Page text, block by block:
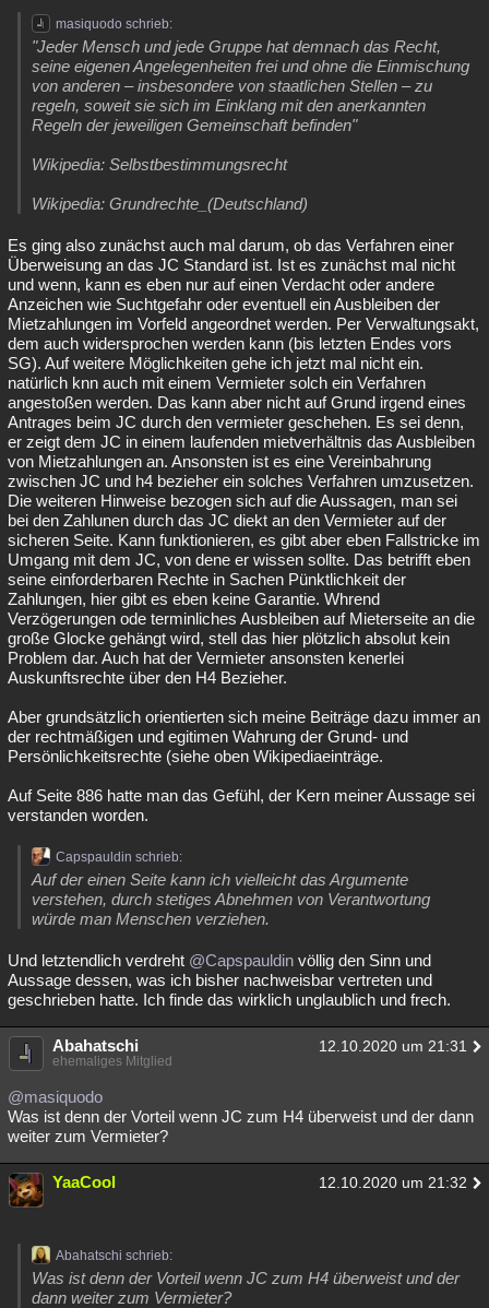
masiquodo schrieb:
"Jeder Mensch und jede Gruppe hat demnach das Recht,
seine eigenen Angelegenheiten frei und ohne die Einmischung
von anderen – insbesondere von staatlichen Stellen – zu
regeln, soweit sie sich im Einklang mit den anerkannten
Regeln der jeweiligen Gemeinschaft befinden"
Wikipedia: Selbstbestimmungsrecht
Wikipedia: Grundrechte_(Deutschland)
Es ging also zunächst auch mal darum, ob das Verfahren einer
Überweisung an das JC Standard ist. Ist es zunächst mal nicht
und wenn, kann es eben nur auf einen Verdacht oder andere
Anzeichen wie Suchtgefahr oder eventuell ein Ausbleiben der
Mietzahlungen im Vorfeld angeordnet werden. Per Verwaltungsakt,
dem auch widersprochen werden kann (bis letzten Endes vors
SG). Auf weitere Möglichkeiten gehe ich jetzt mal nicht ein.
natürlich knn auch mit einem Vermieter solch ein Verfahren
angestoßen werden. Das kann aber nicht auf Grund irgend eines
Antrages beim JC durch den vermieter geschehen. Es sei denn,
er zeigt dem JC in einem laufenden mietverhältnis das Ausbleiben
von Mietzahlungen an. Ansonsten ist es eine Vereinbahrung
zwischen JC und h4 bezieher ein solches Verfahren umzusetzen.
Die weiteren Hinweise bezogen sich auf die Aussagen, man sei
bei den Zahlunen durch das JC diekt an den Vermieter auf der
sicheren Seite. Kann funktionieren, es gibt aber eben Fallstricke im
Umgang mit dem JC, von dene er wissen sollte. Das betrifft eben
seine einforderbaren Rechte in Sachen Pünktlichkeit der
Zahlungen, hier gibt es eben keine Garantie. Whrend
Verzögerungen ode terminliches Ausbleiben auf Mieterseite an die
große Glocke gehängt wird, stell das hier plötzlich absolut kein
Problem dar. Auch hat der Vermieter ansonsten kenerlei
Auskunftsrechte über den H4 Bezieher.
Aber grundsätzlich orientierten sich meine Beiträge dazu immer an
der rechtmäßigen und egitimen Wahrung der Grund- und
Persönlichkeitsrechte (siehe oben Wikipediaeinträge.
Auf Seite 886 hatte man das Gefühl, der Kern meiner Aussage sei
verstanden worden.
Capspauldin schrieb:
Auf der einen Seite kann ich vielleicht das Argumente
verstehen, durch stetiges Abnehmen von Verantwortung
würde man Menschen verziehen.
Und letztendlich verdreht @Capspauldin völlig den Sinn und
Aussage dessen, was ich bisher nachweisbar vertreten und
geschrieben hatte. Ich finde das wirklich unglaublich und frech.
Abahatschi 12.10.2020 um 21:31
ehemaliges Mitglied
@masiquodo
Was ist denn der Vorteil wenn JC zum H4 überweist und der dann
weiter zum Vermieter?
YaaCool 12.10.2020 um 21:32
Abahatschi schrieb:
Was ist denn der Vorteil wenn JC zum H4 überweist und der
dann weiter zum Vermieter?